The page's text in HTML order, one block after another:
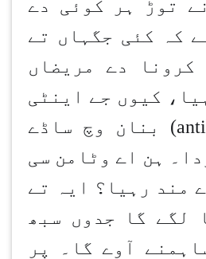
توڑ ہر کوئی دے
کہ کئی جگہاں تے
کرونا دے مریضاں
کیوں جے اینٹی
بنان وچ ساڈے
ہن اے وٹامن سی
مند رہیا؟ ایہ تے
لگے گا جدوں سبھ
آوے گا۔ پر